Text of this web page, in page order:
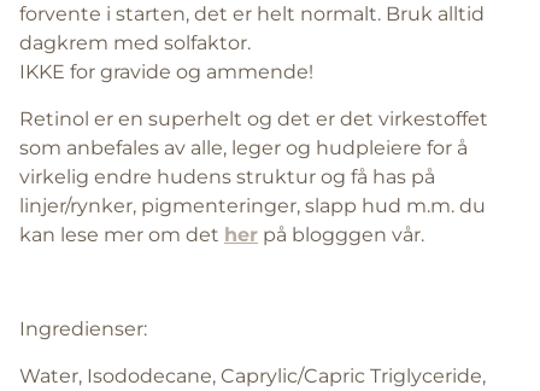
forvente i starten, det er helt normalt. Bruk alltid
dagkrem med solfaktor.
IKKE for gravide og ammende!
Retinol er en superhelt og det er det virkestoffet
som anbefales av alle, leger og hudpleiere for å
virkelig endre hudens struktur og få has på
linjer/rynker, pigmenteringer, slapp hud m.m. du
kan lese mer om det her på blogggen vår.
Ingredienser:
Water, Isododecane, Caprylic/Capric Triglyceride,